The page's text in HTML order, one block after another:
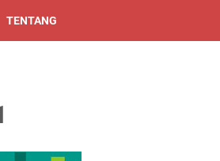
TENTANG